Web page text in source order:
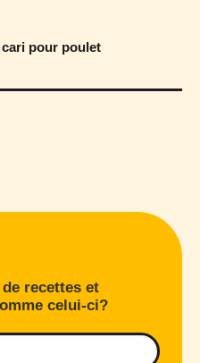
pour poulet
recettes et
celui-ci?